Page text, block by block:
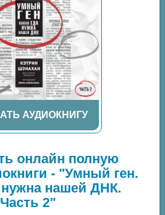
АУДИОКНИГУ
онлайн полную
- "Умный ген.
нужна нашей ДНК.
Часть 2"